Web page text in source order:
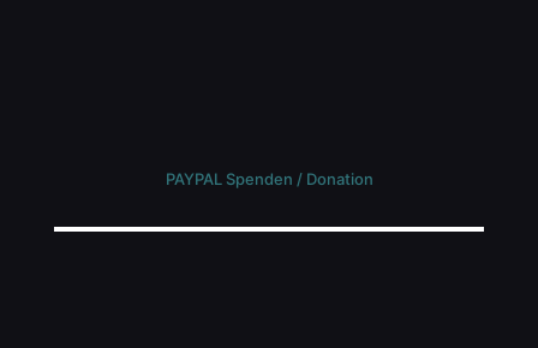
PAYPAL Spenden / Donation